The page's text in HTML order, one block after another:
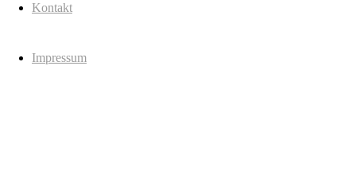
Kontakt
Impressum